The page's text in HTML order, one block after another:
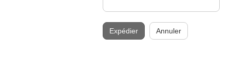
Expédier Annuler